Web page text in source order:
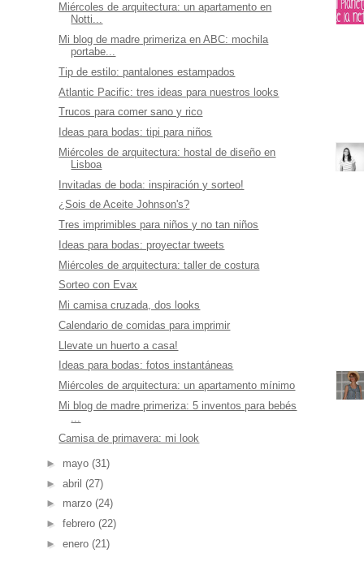
Miércoles de arquitectura: un apartamento en
Notti...
Mi blog de madre primeriza en ABC: mochila
portabe...
Tip de estilo: pantalones estampados
Atlantic Pacific: tres ideas para nuestros looks
Trucos para comer sano y rico
Ideas para bodas: tipi para niños
Miércoles de arquitectura: hostal de diseño en
Lisboa
Invitadas de boda: inspiración y sorteo!
¿Sois de Aceite Johnson's?
Tres imprimibles para niños y no tan niños
Ideas para bodas: proyectar tweets
Miércoles de arquitectura: taller de costura
Sorteo con Evax
Mi camisa cruzada, dos looks
Calendario de comidas para imprimir
Llevate un huerto a casa!
Ideas para bodas: fotos instantáneas
Miércoles de arquitectura: un apartamento mínimo
Mi blog de madre primeriza: 5 inventos para bebés
Camisa de primavera: mi look
► mayo (31)
► abril (27)
► marzo (24)
► febrero (22)
► enero (21)